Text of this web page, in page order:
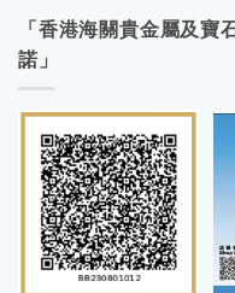
「香港海關貴金屬及
諾」